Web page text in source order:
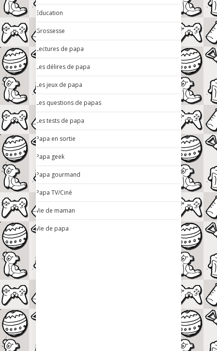
Education
Grossesse
Lectures de papa
Les délires de papa
Les jeux de papa
Les questions de papas
Les tests de papa
Papa en sortie
Papa geek
Papa gourmand
Papa TV/Ciné
Vie de maman
Vie de papa